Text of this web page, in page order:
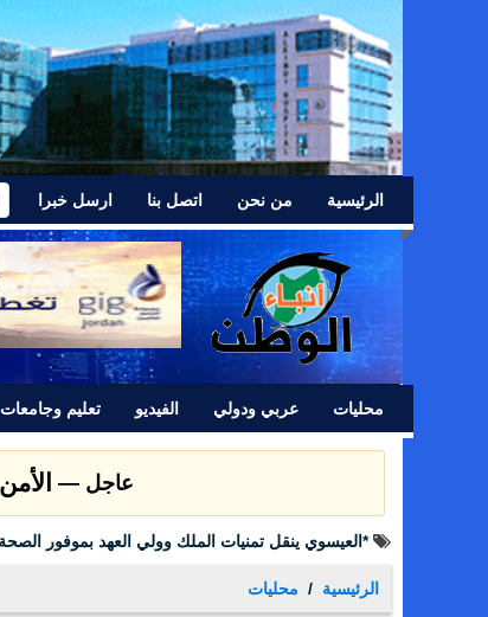
الرئيسية من نحن اتصل بنا ارسل خبرا
محليات عربي ودولي الفيديو تعليم وجامعات
عاجل —
*العيسوي ينقل تمنيات الملك وولي العهد بموفور
الرئيسية محليات